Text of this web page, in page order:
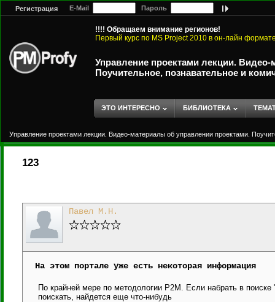
Регистрация E-Mail Пароль
!!!! Обращаем внимание регионов!
Первый курс по MS Project 2010 в он-лайн
Управление проектами лекции.
Поучительное, познавательное и
ЭТО ИНТЕРЕСНО БИБЛИОТЕКА
Управление проектами лекции. Видео-материалы об управлении проектами.
123
Павел М.Н.
На этом портале уже есть некоторая информация
По крайней мере по методологии P2M. Если набрать в
поискать, найдется еще что-нибудь